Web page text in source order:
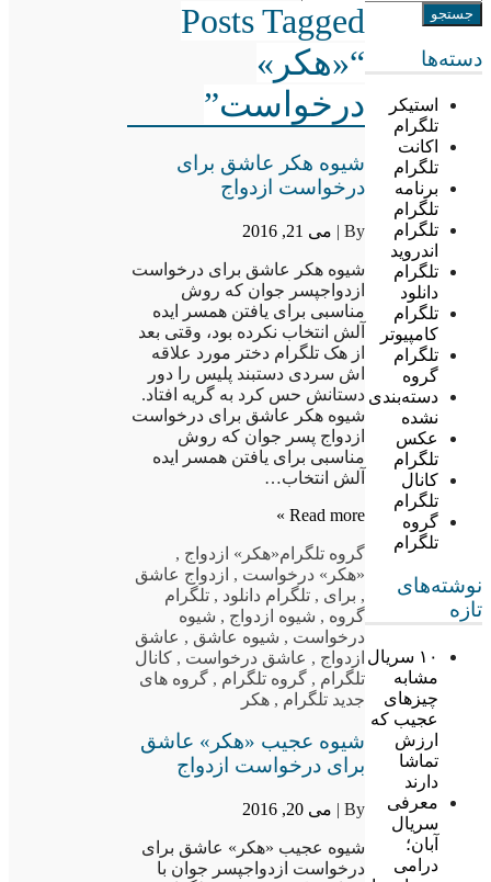
دسته‌ها
استیکر
تلگرام
اکانت
تلگرام
برنامه
تلگرام
تلگرام
اندروید
تلگرام
دانلود
تلگرام
کامپیوتر
تلگرام
گروه
دسته‌بندی
نشده
عکس
تلگرام
کانال
تلگرام
گروه
تلگرام
نوشته‌های
تازه
۱۰ سریال
مشابه
چیزهای
عجیب که
ارزش
تماشا
دارند
معرفی
سریال
آبان؛
درامی
Posts Tagged
“«هکر»
درخواست”
شیوه هکر عاشق برای
درخواست ازدواج
By | می 21, 2016
شیوه هکر عاشق برای درخواست
ازدواجپسر جوان که روش
مناسبی برای یافتن همسر ایده
آلش انتخاب نکرده بود، وقتی بعد
از هک تلگرام دختر مورد علاقه
اش سردی دستبند پلیس را دور
دستانش حس کرد به گریه افتاد.
شیوه هکر عاشق برای درخواست
ازدواج پسر جوان که روش
مناسبی برای یافتن همسر ایده
آلش انتخاب…
Read more »
گروه تلگرام«هکر» ازدواج ,
«هکر» درخواست , ازدواج عاشق
, برای , تلگرام دانلود , تلگرام
گروه , شیوه ازدواج , شیوه
درخواست , شیوه عاشق , عاشق
ازدواج , عاشق درخواست , کانال
تلگرام , گروه تلگرام , گروه های
جدید تلگرام , هکر
شیوه عجیب «هکر» عاشق
برای درخواست ازدواج
By | می 20, 2016
شیوه عجیب «هکر» عاشق برای
درخواست ازدواجپسر جوان با